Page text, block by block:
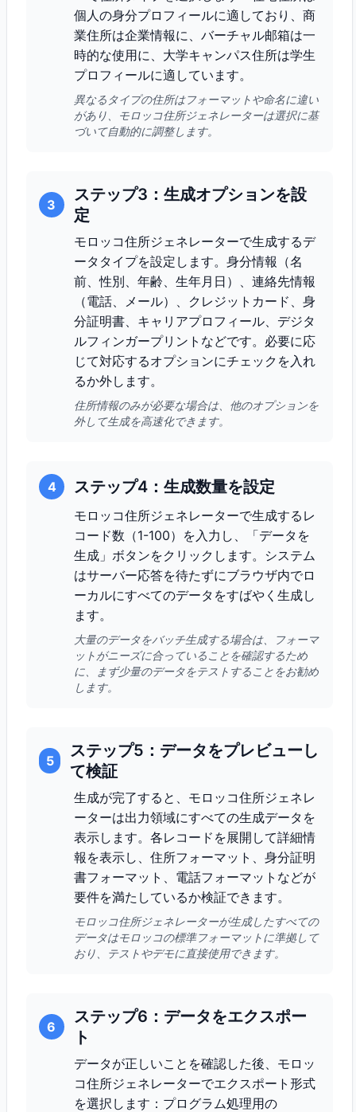
個人の身分プロフィールに適しており、商
業住所は企業情報に、バーチャル邮箱は一
時的な使用に、大学キャンパス住所は学生
プロフィールに適しています。
異なるタイプの住所はフォーマットや命名に違い
があり、モロッコ住所ジェネレーターは選択に基
づいて自動的に調整します。
3
ステップ3：生成オプションを設
定
モロッコ住所ジェネレーターで生成するデ
ータタイプを設定します。身分情報（名
前、性別、年齢、生年月日）、連絡先情報
（電話、メール）、クレジットカード、身
分証明書、キャリアプロフィール、デジタ
ルフィンガープリントなどです。必要に応
じて対応するオプションにチェックを入れ
るか外します。
住所情報のみが必要な場合は、他のオプションを
外して生成を高速化できます。
4 ステップ4：生成数量を設定
モロッコ住所ジェネレーターで生成するレ
コード数（1-100）を入力し、「データを
生成」ボタンをクリックします。システム
はサーバー応答を待たずにブラウザ内でロ
ーカルにすべてのデータをすばやく生成し
ます。
大量のデータをバッチ生成する場合は、フォーマ
ットがニーズに合っていることを確認するため
に、まず少量のデータをテストすることをお勧め
します。
5
ステップ5：データをプレビューし
て検証
生成が完了すると、モロッコ住所ジェネレ
ーターは出力領域にすべての生成データを
表示します。各レコードを展開して詳細情
報を表示し、住所フォーマット、身分証明
書フォーマット、電話フォーマットなどが
要件を満たしているか検証できます。
モロッコ住所ジェネレーターが生成したすべての
データはモロッコの標準フォーマットに準拠して
おり、テストやデモに直接使用できます。
6
ステップ6：データをエクスポー
ト
データが正しいことを確認した後、モロッ
コ住所ジェネレーターでエクスポート形式
を選択します：プログラム処理用の